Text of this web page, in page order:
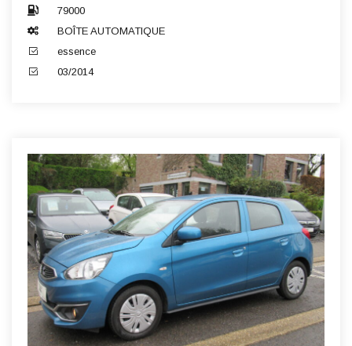
79000
BOÎTE AUTOMATIQUE
essence
03/2014